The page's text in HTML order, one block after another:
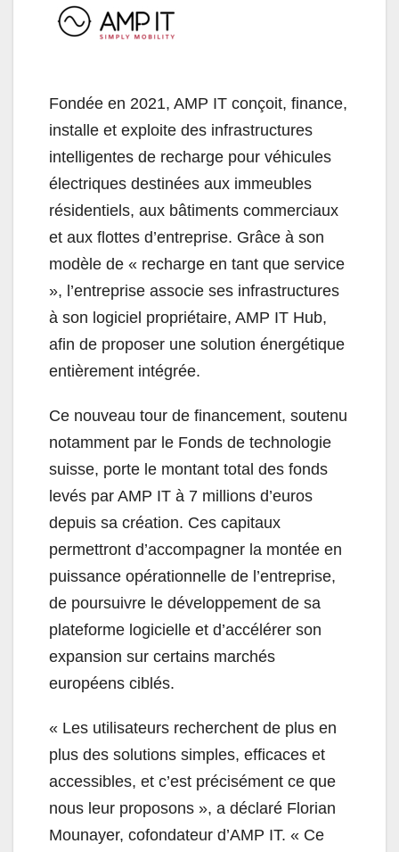
Fondée en 2021, AMP IT conçoit, finance,
installe et exploite des infrastructures
intelligentes de recharge pour véhicules
électriques destinées aux immeubles
résidentiels, aux bâtiments commerciaux
et aux flottes d’entreprise. Grâce à son
modèle de « recharge en tant que service
», l’entreprise associe ses infrastructures
à son logiciel propriétaire, AMP IT Hub,
afin de proposer une solution énergétique
entièrement intégrée.
Ce nouveau tour de financement, soutenu
notamment par le Fonds de technologie
suisse, porte le montant total des fonds
levés par AMP IT à 7 millions d’euros
depuis sa création. Ces capitaux
permettront d’accompagner la montée en
puissance opérationnelle de l’entreprise,
de poursuivre le développement de sa
plateforme logicielle et d’accélérer son
expansion sur certains marchés
européens ciblés.
« Les utilisateurs recherchent de plus en
plus des solutions simples, efficaces et
accessibles, et c’est précisément ce que
nous leur proposons », a déclaré Florian
Mounayer, cofondateur d’AMP IT. « Ce